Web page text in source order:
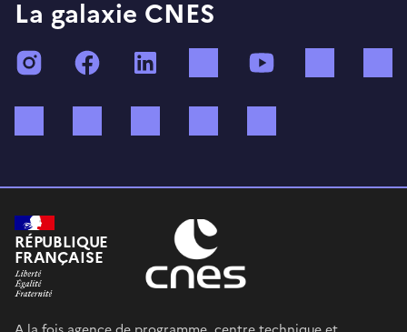
La galaxie CNES
InstagramFacebook TikTok
RÉPUBLIQUE
FRANÇAISE